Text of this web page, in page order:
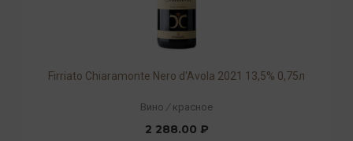
Firriato Chiaramonte Nero d'Avola 2021 13,5% 0,75л
Вино / красное
2 288.00 ₽